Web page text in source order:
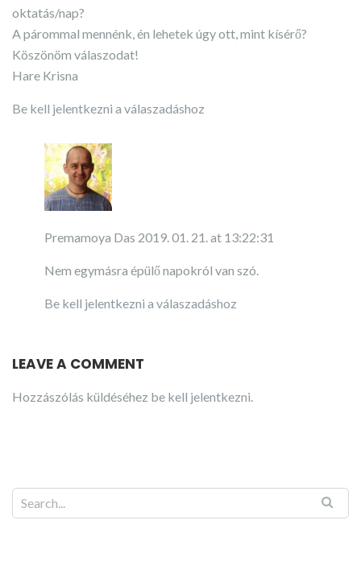
oktatás/nap?
A párommal mennénk, én lehetek úgy ott, mint kísérő?
Köszönöm válaszodat!
Hare Krisna
Be kell jelentkezni a válaszadáshoz
Premamoya Das 2019. 01. 21. at 13:22:31
Nem egymásra épülő napokról van szó.
Be kell jelentkezni a válaszadáshoz
LEAVE A COMMENT
Hozzászólás küldéséhez be kell jelentkezni.